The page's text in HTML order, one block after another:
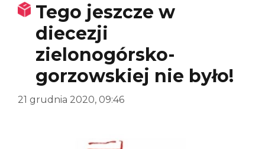
Tego jeszcze w
diecezji
zielonogórsko-
gorzowskiej nie było!
21 grudnia 2020, 09:46